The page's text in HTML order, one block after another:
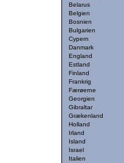
Belarus
Belgien
Bosnien
Bulgarien
Cypern
Danmark
England
Estland
Finland
Frankrig
Færøerne
Georgien
Gibraltar
Grækenland
Holland
Irland
Island
Israel
Italien